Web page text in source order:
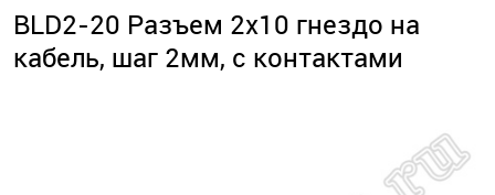
BLD2-20 Разъем 2х10 гнездо на
кабель, шаг 2мм, с контактами